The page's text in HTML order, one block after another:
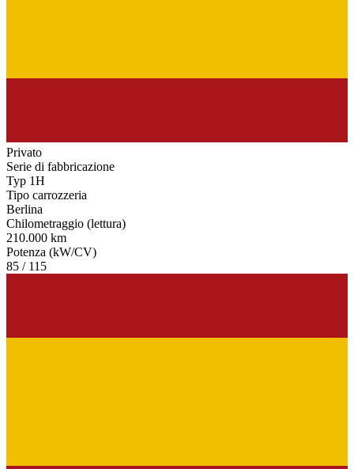
Privato
Serie di fabbricazione
Typ 1H
Tipo carrozzeria
Berlina
Chilometraggio (lettura)
210.000 km
Potenza (kW/CV)
85 / 115